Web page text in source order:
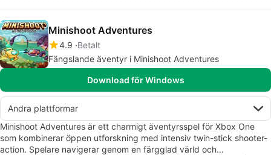
Minishoot Adventures
4.9 Betalt
Fängslande äventyr i Minishoot Adventures
Download för Windows
Andra plattformar
Minishoot Adventures är ett charmigt äventyrsspel för Xbox One
som kombinerar öppen utforskning med intensiv twin-stick shooter-
action. Spelare navigerar genom en färgglad värld och…